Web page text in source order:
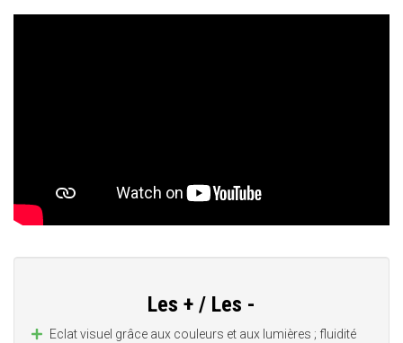
Les + / Les -
Eclat visuel grâce aux couleurs et aux lumières ; fluidité